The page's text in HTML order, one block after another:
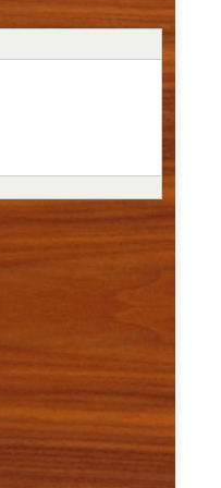
từ màu đen sang màu